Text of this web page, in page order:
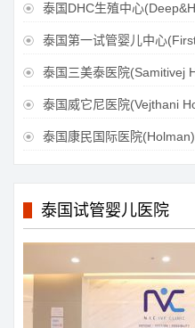
 泰国DHC生殖中心
 泰国第一试管婴儿中心
 泰国三美泰医院(Samitivej
 泰国威它尼医院(Vejthani
 泰国康民国际医院(Holman)
泰国试管婴儿医院